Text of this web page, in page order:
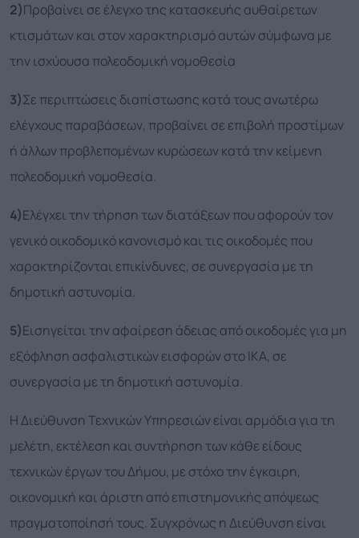
2)Προβαίνει σε έλεγχο της κατασκευής αυθαίρετων
κτισμάτων και στον χαρακτηρισμό αυτών σύμφωνα με
την ισχύουσα πολεοδομική νομοθεσία
3)Σε περιπτώσεις διαπίστωσης κατά τους ανωτέρω
ελέγχους παραβάσεων, προβαίνει σε επιβολή προστίμων
ή άλλων προβλεπομένων κυρώσεων κατά την κείμενη
πολεοδομική νομοθεσία.
4)Ελέγχει την τήρηση των διατάξεων που αφορούν τον
γενικό οικοδομικό κανονισμό και τις οικοδομές που
χαρακτηρίζονται επικίνδυνες, σε συνεργασία με τη
δημοτική αστυνομία.
5)Εισηγείται την αφαίρεση άδειας από οικοδομές για μη
εξόφληση ασφαλιστικών εισφορών στο ΙΚΑ, σε
συνεργασία με τη δημοτική αστυνομία.
Η Διεύθυνση Τεχνικών Υπηρεσιών είναι αρμόδια για τη
μελέτη, εκτέλεση και συντήρηση των κάθε είδους
τεχνικών έργων του Δήμου, με στόχο την έγκαιρη,
οικονομική και άριστη από επιστημονικής απόψεως
πραγματοποίησή τους. Συγχρόνως η Διεύθυνση είναι